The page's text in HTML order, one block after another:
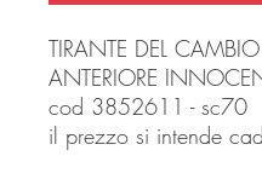
TIRANTE DEL CAMBIO
ANTERIORE
cod 3852611 - sc70
il prezzo si intende